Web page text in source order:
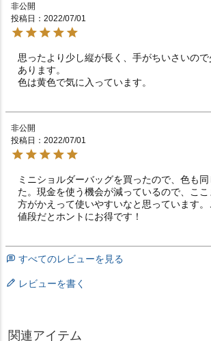
非公開
投稿日
2022/07/01
思ったより少し縦が長く、手がちいさいの
あります。
色は黄色で気に入っています。
非公開
投稿日
2022/07/01
ミニショルダーバッグを買ったので、色も
た。現金を使う機会が減っているので、こ
方がかえって使いやすいなと思っています
値段だとホントにお得です！
すべてのレビューを見る
レビューを書く
関連アイテム